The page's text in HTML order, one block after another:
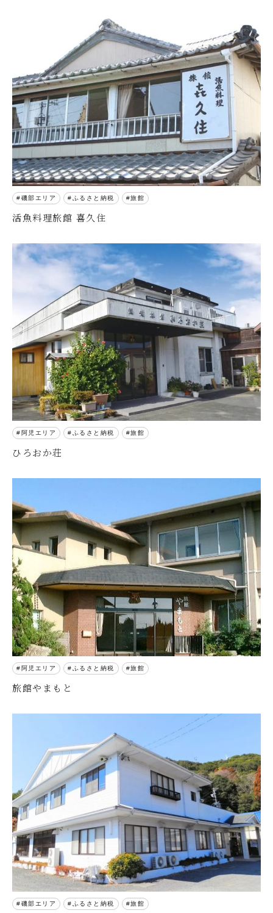
磯部エリア ふるさと納税 旅館
活魚料理旅館 喜久住
阿児エリア ふるさと納税 旅館
ひろおか荘
阿児エリア ふるさと納税 旅館
旅館やまもと
磯部エリア ふるさと納税 旅館